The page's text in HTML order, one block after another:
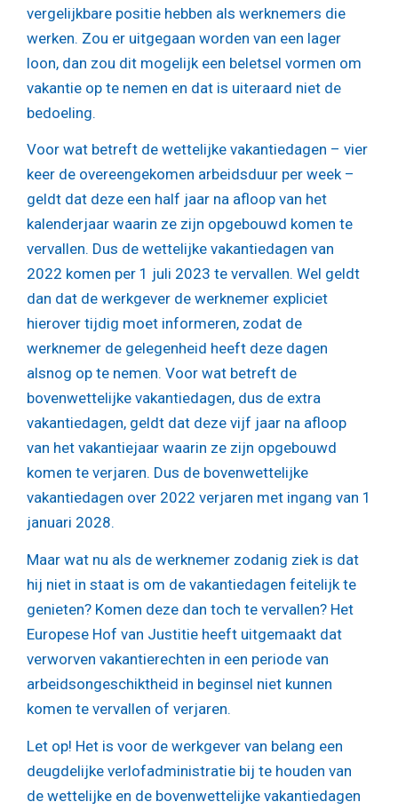
vergelijkbare positie hebben als werknemers die
werken. Zou er uitgegaan worden van een lager
loon, dan zou dit mogelijk een beletsel vormen om
vakantie op te nemen en dat is uiteraard niet de
bedoeling.
Voor wat betreft de wettelijke vakantiedagen – vier
keer de overeengekomen arbeidsduur per week –
geldt dat deze een half jaar na afloop van het
kalenderjaar waarin ze zijn opgebouwd komen te
vervallen. Dus de wettelijke vakantiedagen van
2022 komen per 1 juli 2023 te vervallen. Wel geldt
dan dat de werkgever de werknemer expliciet
hierover tijdig moet informeren, zodat de
werknemer de gelegenheid heeft deze dagen
alsnog op te nemen. Voor wat betreft de
bovenwettelijke vakantiedagen, dus de extra
vakantiedagen, geldt dat deze vijf jaar na afloop
van het vakantiejaar waarin ze zijn opgebouwd
komen te verjaren. Dus de bovenwettelijke
vakantiedagen over 2022 verjaren met ingang van 1
januari 2028.
Maar wat nu als de werknemer zodanig ziek is dat
hij niet in staat is om de vakantiedagen feitelijk te
genieten? Komen deze dan toch te vervallen? Het
Europese Hof van Justitie heeft uitgemaakt dat
verworven vakantierechten in een periode van
arbeidsongeschiktheid in beginsel niet kunnen
komen te vervallen of verjaren.
Let op! Het is voor de werkgever van belang een
deugdelijke verlofadministratie bij te houden van
de wettelijke en de bovenwettelijke vakantiedagen